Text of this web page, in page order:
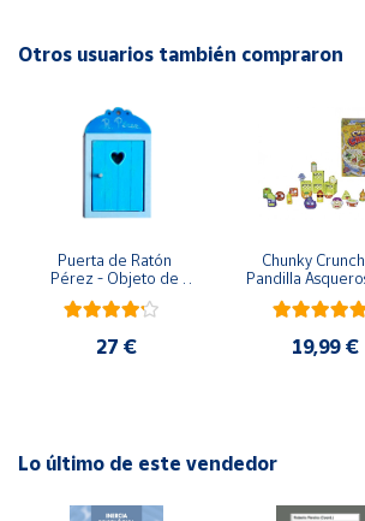
Ubicación
Península
Baleares
Advertencias:
piezas pequeñas. Peligro de asfixia
Otros usuarios también compraron
Puerta de Ratón
Pérez - Objeto de
madera
27 €
Chunky
Pandilla
piezas
19,99 €
Lo último de este vendedor